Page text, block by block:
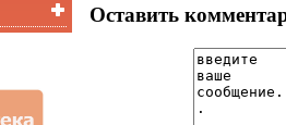
Оставить